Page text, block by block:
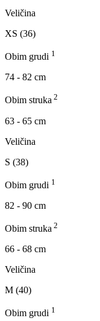
Veličina
XS (36)
Obim grudi 1
74 - 82 cm
Obim struka 2
63 - 65 cm
Veličina
S (38)
Obim grudi 1
82 - 90 cm
Obim struka 2
66 - 68 cm
Veličina
M (40)
Obim grudi 1